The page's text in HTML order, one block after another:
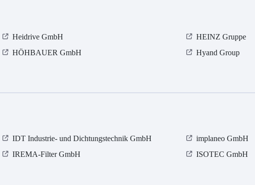
Heidrive GmbH
HEINZ Gruppe
HÖHBAUER GmbH
Hyand Group
IDT Industrie- und Dichtungstechnik GmbH
implaneo GmbH
IREMA-Filter GmbH
ISOTEC GmbH